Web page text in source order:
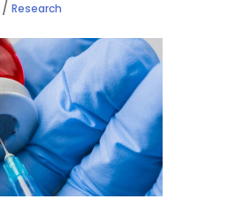
Research